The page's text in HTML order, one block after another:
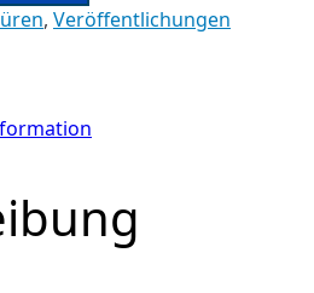
, Veröffentlichungen